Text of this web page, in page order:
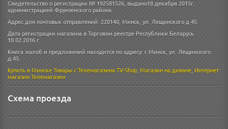
Свидетельство о регистрации № 192581526, выдано18 декабря 2015г.
администрацией Фрунзенского района.
Адрес для почтовых отправлений: 220140, Минск, ул. Лещинского д 45.
Дата регистрации магазина в Торговом реестре Республики Беларусь
18.02.2016 г
Книга жалоб и предложений находится по адресу: г.Минск, ул. Лещинского
д.45.
Купить в МинскеТовары с Телемагазина TV-Shop,Магазин на диване,Интернет
магазинТелемагазин
Схема проезда